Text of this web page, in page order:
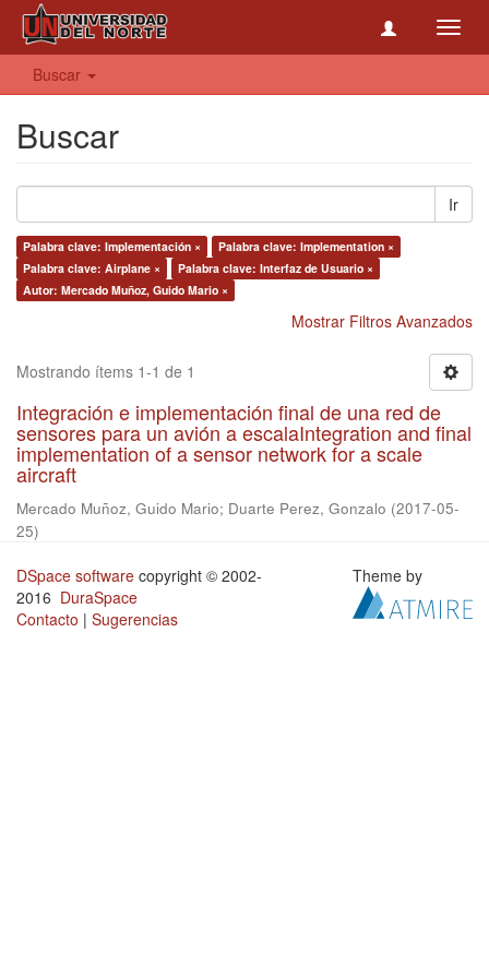
Buscar
Buscar
Ir
Palabra clave: Implementación ×
Palabra clave: Implementation ×
Palabra clave: Airplane ×
Palabra clave: Interfaz de Usuario ×
Autor: Mercado Muñoz, Guido Mario ×
Mostrar Filtros Avanzados
Mostrando ítems 1-1 de 1
Integración e implementación final de una red de
sensores para un avión a escalaIntegration and final
implementation of a sensor network for a scale
aircraft
Mercado Muñoz, Guido Mario; Duarte Perez, Gonzalo (2017-05-
25)
DSpace software copyright © 2002-
2016 DuraSpace
Contacto | Sugerencias
Theme by